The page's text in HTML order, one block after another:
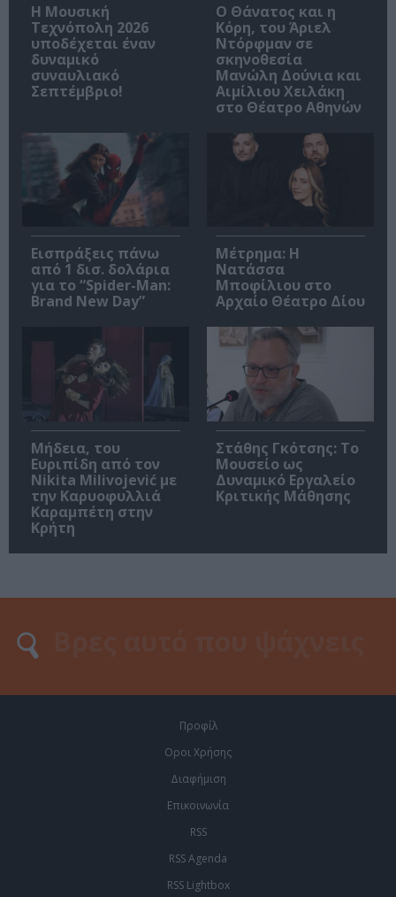
Η Μουσική
Τεχνόπολη 2026
υποδέχεται έναν
δυναμικό
συναυλιακό
Σεπτέμβριο!
Ο Θάνατος και η
Κόρη, του Άριελ
Ντόρφμαν σε
σκηνοθεσία
Μανώλη Δούνια και
Αιμίλιου Χειλάκη
στο Θέατρο Αθηνών
Εισπράξεις πάνω
από 1 δισ. δολάρια
για το “Spider-Man:
Brand New Day”
Μέτρημα: Η
Νατάσσα
Μποφίλιου στο
Αρχαίο Θέατρο Δίου
Μήδεια, του
Ευριπίδη από τον
Nikita Milivojević με
την Καρυοφυλλιά
Καραμπέτη στην
Κρήτη
Στάθης Γκότσης: Το
Μουσείο ως
Δυναμικό Εργαλείο
Κριτικής Μάθησης
Προφίλ
Οροι Χρήσης
Διαφήμιση
Επικοινωνία
RSS
RSS Agenda
RSS Lightbox